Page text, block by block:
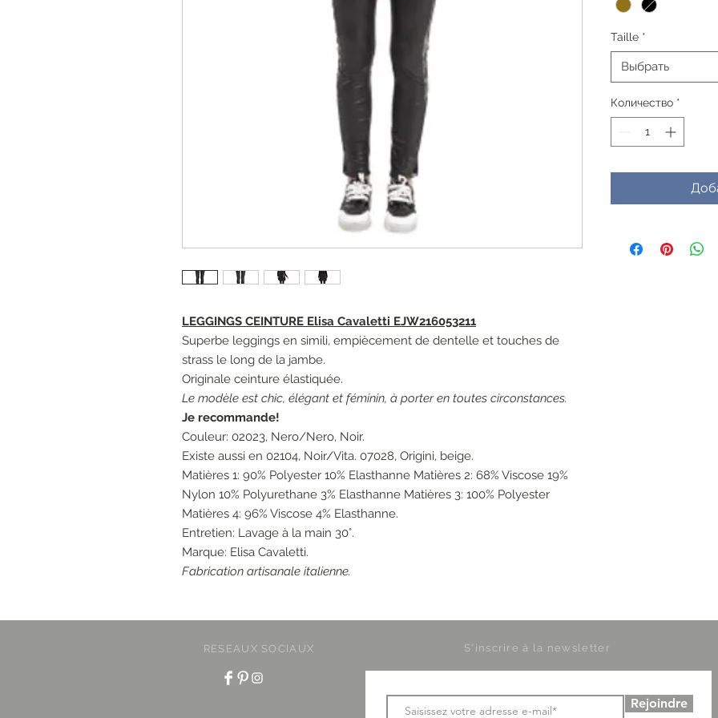
LEGGINGS CEINTURE Elisa Cavaletti EJW216053211
Superbe leggings en simili, empiècement de dentelle et touches de
strass le long de la jambe.
Originale ceinture élastiquée.
Le modèle est chic, élégant et féminin, à porter en toutes circonstances.
Je recommande!
Couleur: 02023, Nero/Nero, Noir.
Existe aussi en 02104, Noir/Vita. 07028, Origini, beige.
Matières 1: 90% Polyester 10% Elasthanne Matières 2: 68% Viscose 19%
Nylon 10% Polyurethane 3% Elasthanne Matières 3: 100% Polyester
Matières 4: 96% Viscose 4% Elasthanne.
Entretien: Lavage à la main 30°.
Marque: Elisa Cavaletti.
Fabrication artisanale italienne.
Taille *
Выбрать
Количество *
RESEAUX SOCIAUX S'inscrire à la newsletter
Rejoindre